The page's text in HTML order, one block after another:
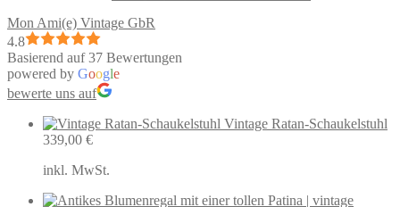
Mon Ami(e) Vintage GbR
4.8
Basierend auf 37 Bewertungen
powered by Google
bewerte uns auf
Vintage Ratan-Schaukelstuhl
339,00 €
inkl. MwSt.